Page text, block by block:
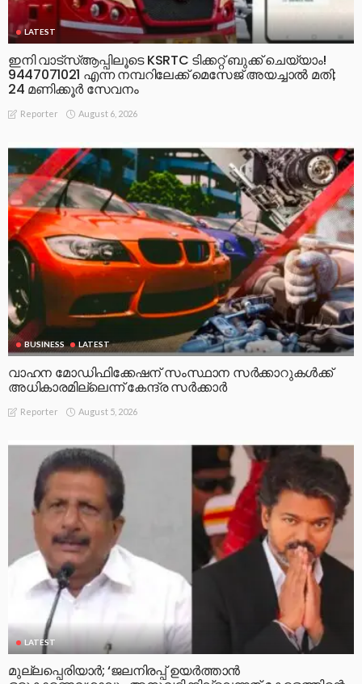
LATEST
ഇനി വാട്‌സ്ആപ്പിലൂടെ KSRTC ടിക്കറ്റ് ബുക്ക് ചെയ്യാം!
9447071021 എന്ന നമ്പറിലേക്ക് മെസേജ് അയച്ചാൽ മതി;
24 മണിക്കൂർ സേവനം
Reporter August 6, 2026
BUSINESS LATEST
വാഹന മോഡിഫിക്കേഷന് സംസ്ഥാന സർക്കാറുകൾക്ക്
അധികാരമില്ലെന്ന് കേന്ദ്ര സർക്കാർ
Reporter August 5, 2026
LATEST
മുല്ലപ്പെരിയാര്‍; ‘ജലനിരപ്പ് ഉയര്‍ത്താന്‍